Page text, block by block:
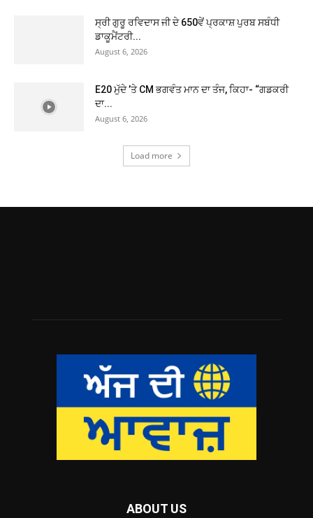
ਸ੍ਰੀ ਗੁਰੂ ਰਵਿਦਾਸ ਜੀ ਦੇ 650ਵੇਂ ਪ੍ਰਕਾਸ਼ ਪੁਰਬ ਸਬੰਧੀ
ਡਾਕੂਮੈਂਟਰੀ...
August 6, 2026
E20 ਮੁੱਦੇ ’ਤੇ CM ਭਗਵੰਤ ਮਾਨ ਦਾ ਤੰਜ, ਕਿਹਾ- “ਗਡਕਰੀ
ਦਾ...
August 6, 2026
Load more
ABOUT US